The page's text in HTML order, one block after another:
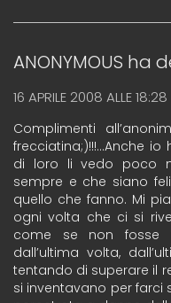
ANONYMOUS ha
16 APRILE 2008 ALLE 18:28
Complimenti
frecciatina;)!!!…Anche
di loro li vedo poco
sempre e che siano
quello che fanno. Mi
ogni volta che ci si
come se non fosse
dall’ultima volta,
tentando di superare il
si inventavano per farci